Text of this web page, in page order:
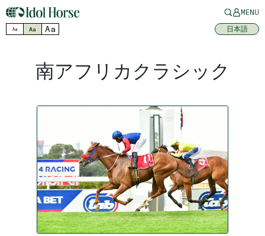
MENU
Aa Aa Aa 日本語
南アフリカクラシック